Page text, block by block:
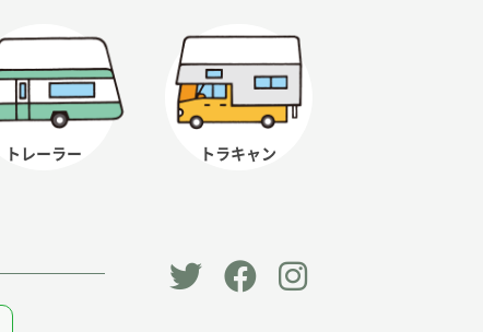
トレーラー トラキャン